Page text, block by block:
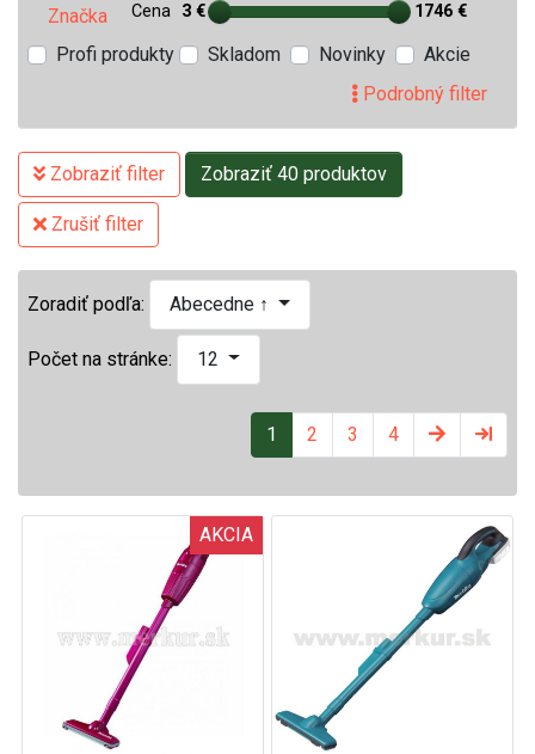
Značka Cena 3 € 1746 €
Profi produkty Skladom Novinky
Akcie
Podrobný filter
Zobraziť filter Zobraziť 40 produktov
Zrušiť filter
Zoradiť podľa: Abecedne ↑
Počet na stránke: 12
1 2 3 4
AKCIA